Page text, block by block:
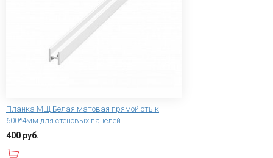
Планка МЩ Белая матовая прямой стык
600*4мм для стеновых панелей
400 руб.